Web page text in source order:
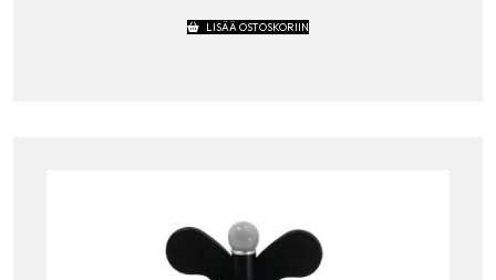
LISÄÄ OSTOSKORIIN